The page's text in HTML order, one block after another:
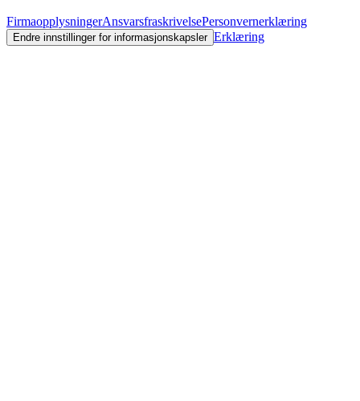
FirmaopplysningerAnsvarsfraskrivelsePersonvernerklæring
Endre innstillinger for informasjonskapsler Erklæring